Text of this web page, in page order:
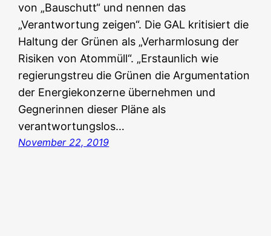
von „Bauschutt“ und nennen das
„Verantwortung zeigen“. Die GAL kritisiert die
Haltung der Grünen als „Verharmlosung der
Risiken von Atommüll“. „Erstaunlich wie
regierungstreu die Grünen die Argumentation
der Energiekonzerne übernehmen und
Gegnerinnen dieser Pläne als
verantwortungslos…
November 22, 2019